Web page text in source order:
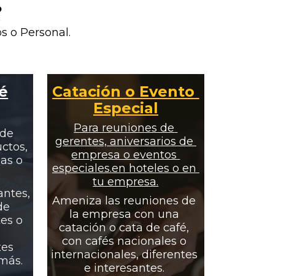
o Personal.
o
o
Catación o Evento
Especial
Para reuniones de
gerentes, aniversarios de
empresa o eventos
especiales.en hoteles o en
tu empresa.
Ameniza las reuniones de
la empresa con una
catación o cata de café,
con cafés nacionales o
internacionales, diferentes
e interesantes.